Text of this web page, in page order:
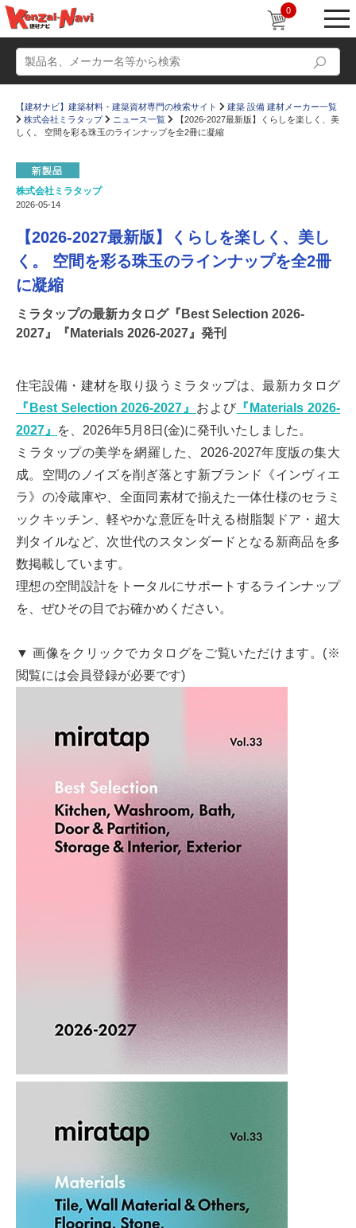
0
動画
かたなび コラム
すまいリング 設計士インタビュー
Q＆A
お気に入り
【建材ナビ】建築材料・建築資材専門の検索サイト
建築 設備 建材メーカー一覧
株式会社ミラタップ
ニュース一覧
【2026-2027最新版】くらしを楽しく、美
しく。 空間を彩る珠玉のラインナップを全2冊に凝縮
株式会社ミラタップ
2026-05-14
【2026-2027最新版】くらしを楽しく、美し
く。 空間を彩る珠玉のラインナップを全2冊
に凝縮
ミラタップの最新カタログ『Best Selection 2026-
2027』『Materials 2026-2027』発刊
住宅設備・建材を取り扱うミラタップは、最新カタログ
『Best Selection 2026-2027』 および 『Materials 2026-
2027』
を、2026年5月8日(金)に発刊いたしました。
ミラタップの美学を網羅した、2026-2027年度版の集大
成。空間のノイズを削ぎ落とす新ブランド《インヴィエ
ラ》の冷蔵庫や、全面同素材で揃えた一体仕様のセラミ
ックキッチン、軽やかな意匠を叶える樹脂製ドア・超大
判タイルなど、次世代のスタンダードとなる新商品を多
数掲載しています。
理想の空間設計をトータルにサポートするラインナップ
を、ぜひその目でお確かめください。
▼ 画像をクリックでカタログをご覧いただけます。(※
閲覧には会員登録が必要です)